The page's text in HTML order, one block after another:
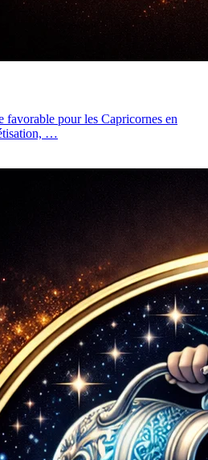
favorable pour les Capricornes en
…